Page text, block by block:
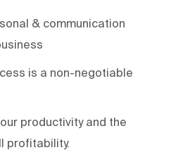
& communication
is a non-negotiable
productivity and the
profitability.